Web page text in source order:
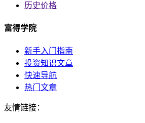
历史价格
富得学院
新手入门指南
投资知识文章
快速导航
热门文章
友情链接：